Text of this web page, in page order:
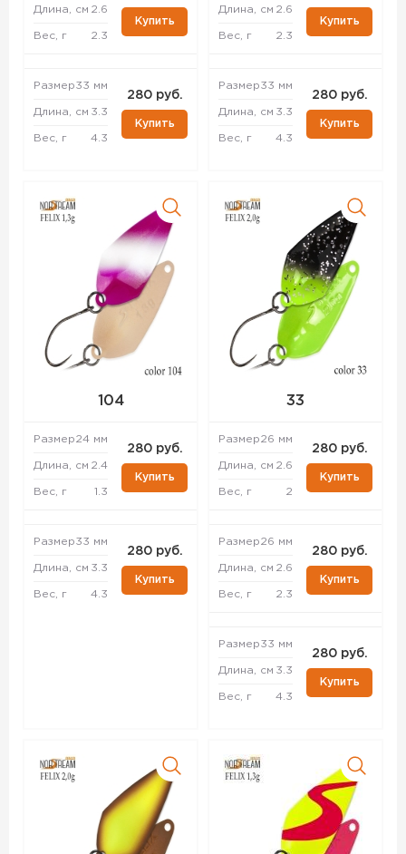
Длина, см 2.6
Вес, г 2.3
Купить
Размер33 мм
Длина, см 3.3
Вес, г 4.3
280 руб.
Купить
Длина, см 2.6
Вес, г 2.3
Купить
Размер33 мм
Длина, см 3.3
Вес, г 4.3
280 руб.
Купить
104
Размер24 мм
Длина, см 2.4
Вес, г 1.3
280 руб.
Купить
Размер33 мм
Длина, см 3.3
Вес, г 4.3
280 руб.
Купить
33
Размер26 мм
Длина, см 2.6
Вес, г 2
280 руб.
Купить
Размер26 мм
Длина, см 2.6
Вес, г 2.3
280 руб.
Купить
Размер33 мм
Длина, см 3.3
Вес, г 4.3
280 руб.
Купить